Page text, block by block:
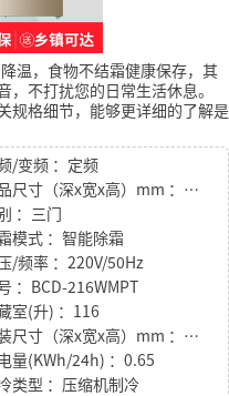
温，食物不结霜健康保存，其
不打扰您的日常生活休息。
规格细节，能够更详细的了解是
/变频 ：定频
产品尺寸（深x宽x高）mm ：622*565*1750
：三门
模式 ：智能除霜
/频率 ：220V/50Hz
：BCD-216WMPT
室(升) ：116
包装尺寸（深x宽x高）mm ：632*580*1900
量(KWh/24h) ：0.65
类型 ：压缩机制冷